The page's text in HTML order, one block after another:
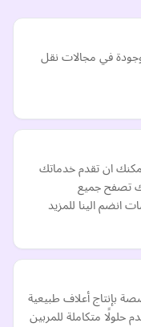
في مجالات نقل
ان تقدم خدماتك
تصفح جميع
انضم الينا للمزيد
بإنتاج أعلاف طبيعية
تأسس عام 1432هـ ويقدم حلولًا متكاملة للمربين